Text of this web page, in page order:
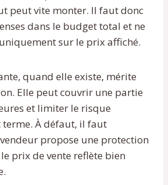
peut vite monter. Il faut donc
dans le budget total et ne
sur le prix affiché.
quand elle existe, mérite
Elle peut couvrir une partie
et limiter le risque
À défaut, il faut
propose une protection
prix de vente reflète bien